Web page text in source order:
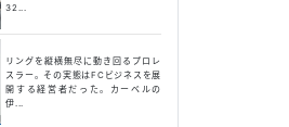
32...
リングを縦横無尽に動き回るプロレ
スラー。その実態はFCビジネスを展
開する経営者だった。カーベルの
伊...